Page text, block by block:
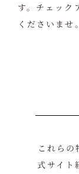
す。チェック
くださいませ。
これら
式サイト